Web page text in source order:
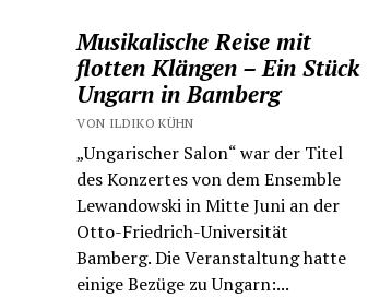
Musikalische Reise mit
flotten Klängen – Ein Stück
Ungarn in Bamberg
VON ILDIKO KÜHN
„Ungarischer Salon“ war der Titel
des Konzertes von dem Ensemble
Lewandowski in Mitte Juni an der
Otto-Friedrich-Universität
Bamberg. Die Veranstaltung hatte
einige Bezüge zu Ungarn:...